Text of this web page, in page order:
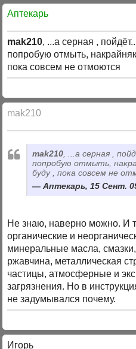
Аптекарь
mak210, ...а серная ,
попробую отмыть,
пока совсем не отмоются
mak210
mak210, ...а серная ,
попробую отмыть,
буду , пока совсем не
Аптекарь, 15 Сент.
Не знаю, наверно можно. И
органические и
минеральные масла,
ржавчина, металлическая
частицы, атмосферные и
загрязнения. Но в
не задумывался почему.
Игорь